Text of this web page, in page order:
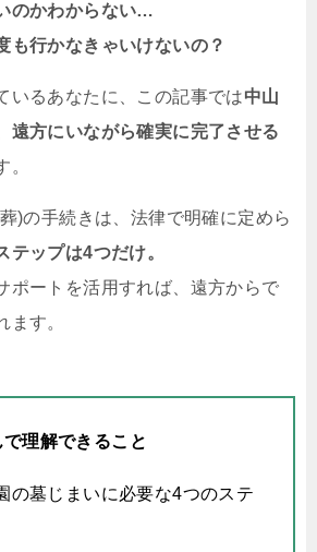
のかわからない…
も行かなきゃいけないの？
いるあなたに、この記事では中山
遠方にいながら確実に完了させる
。
)の手続きは、法律で明確に定めら
テップは4つだけ。
ポートを活用すれば、遠方からで
ます。
理解できること
の墓じまいに必要な4つのステ